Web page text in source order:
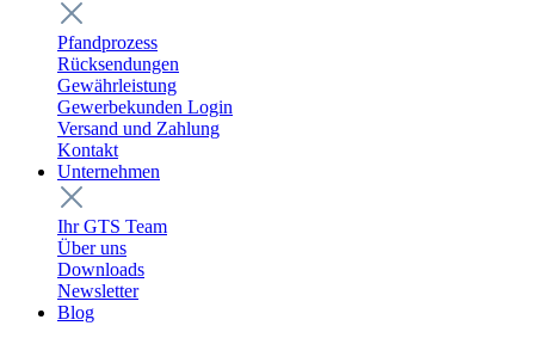
Pfandprozess
Rücksendungen
Gewährleistung
Gewerbekunden Login
Versand und Zahlung
Kontakt
Unternehmen
Ihr GTS Team
Über uns
Downloads
Newsletter
Blog